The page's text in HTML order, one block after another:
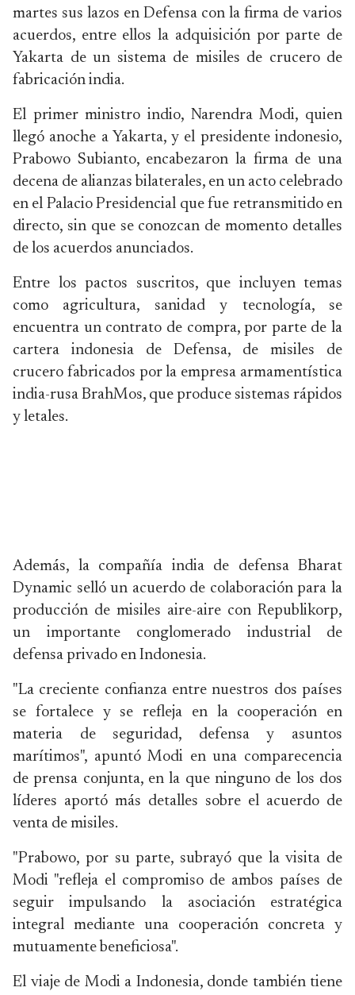
martes sus lazos en Defensa con la firma de varios
acuerdos, entre ellos la adquisición por parte de
Yakarta de un sistema de misiles de crucero de
fabricación india.
El primer ministro indio, Narendra Modi, quien
llegó anoche a Yakarta, y el presidente indonesio,
Prabowo Subianto, encabezaron la firma de una
decena de alianzas bilaterales, en un acto celebrado
en el Palacio Presidencial que fue retransmitido en
directo, sin que se conozcan de momento detalles
de los acuerdos anunciados.
Entre los pactos suscritos, que incluyen temas
como agricultura, sanidad y tecnología, se
encuentra un contrato de compra, por parte de la
cartera indonesia de Defensa, de misiles de
crucero fabricados por la empresa armamentística
india-rusa BrahMos, que produce sistemas rápidos
y letales.
Además, la compañía india de defensa Bharat
Dynamic selló un acuerdo de colaboración para la
producción de misiles aire-aire con Republikorp,
un importante conglomerado industrial de
defensa privado en Indonesia.
"La creciente confianza entre nuestros dos países
se fortalece y se refleja en la cooperación en
materia de seguridad, defensa y asuntos
marítimos", apuntó Modi en una comparecencia
de prensa conjunta, en la que ninguno de los dos
líderes aportó más detalles sobre el acuerdo de
venta de misiles.
"Prabowo, por su parte, subrayó que la visita de
Modi "refleja el compromiso de ambos países de
seguir impulsando la asociación estratégica
integral mediante una cooperación concreta y
mutuamente beneficiosa".
El viaje de Modi a Indonesia, donde también tiene